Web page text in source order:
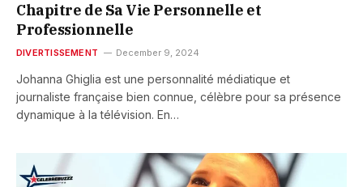
Chapitre de Sa Vie Personnelle et
Professionnelle
DIVERTISSEMENT December 9, 2024
Johanna Ghiglia est une personnalité médiatique et
journaliste française bien connue, célèbre pour sa présence
dynamique à la télévision. En…